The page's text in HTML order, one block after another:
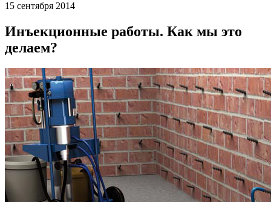
15 сентября 2014
Инъекционные работы. Как мы это
делаем?